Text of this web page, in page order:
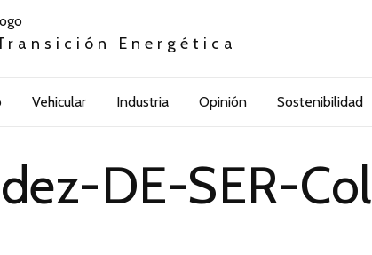
Energética
Vehicular Industria Opinión Sostenibilidad
DE-SER-Col